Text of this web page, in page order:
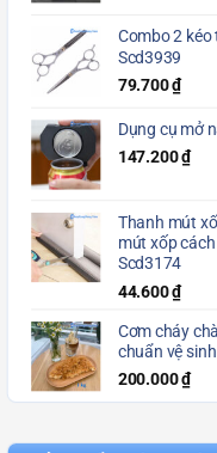
Combo 2
Scd3939
79.700₫
Dụng cụ mở
147.200₫
Thanh mút
mút xốp
Scd3174
44.600₫
Cơm cháy
chuẩn vệ
200.000₫